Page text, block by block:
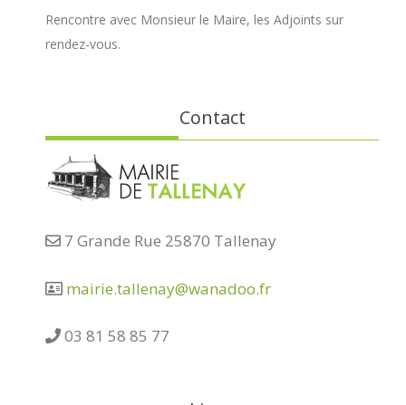
Rencontre avec Monsieur le Maire, les Adjoints sur
rendez-vous.
Contact
7 Grande Rue 25870 Tallenay
mairie.tallenay@wanadoo.fr
03 81 58 85 77